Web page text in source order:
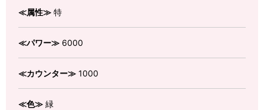
≪属性≫ 特
≪パワー≫ 6000
≪カウンター≫ 1000
≪色≫ 緑